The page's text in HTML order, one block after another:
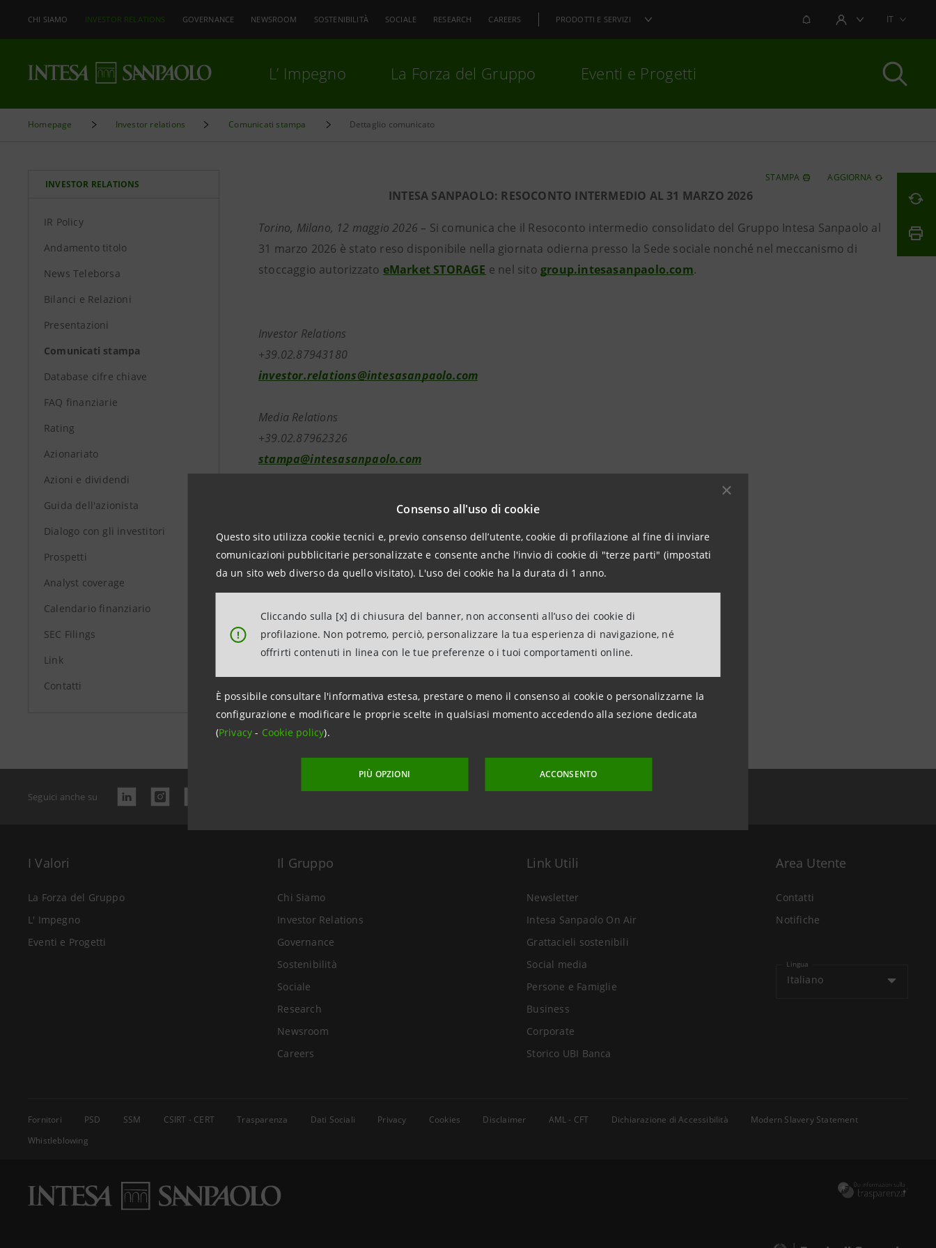
Consenso all'uso di cookie
Questo sito utilizza cookie tecnici e, previo consenso dell’utente, cookie di profilazione al fine di inviare
comunicazioni pubblicitarie personalizzate e consente anche l'invio di cookie di "terze parti" (impostati
da un sito web diverso da quello visitato). L'uso dei cookie ha la durata di 1 anno.
!
Cliccando sulla [x] di chiusura del banner, non acconsenti all’uso dei cookie di
profilazione. Non potremo, perciò, personalizzare la tua esperienza di navigazione, né
offrirti contenuti in linea con le tue preferenze o i tuoi comportamenti online.
È possibile consultare l'informativa estesa, prestare o meno il consenso ai cookie o personalizzarne la
configurazione e modificare le proprie scelte in qualsiasi momento accedendo alla sezione dedicata
(Privacy- Cookie policy).
PIÙ OPZIONI ACCONSENTO
CHI SIAMO INVESTOR RELATIONS GOVERNANCE NEWSROOM SOSTENIBILITÀ SOCIALE RESEARCH CAREERS PRODOTTI E SERVIZI NOTIFICHEAREA UTENTEIT
L’ Impegno La Forza del Gruppo Eventi e Progetti
Homepage Investor relations Comunicati stampa Dettaglio comunicato
INVESTOR RELATIONS
IR Policy
Andamento titolo
News Teleborsa
Bilanci e Relazioni
Presentazioni
Comunicati stampa
Database cifre chiave
FAQ finanziarie
Rating
Azionariato
Azioni e dividendi
Guida dell'azionista
Dialogo con gli investitori
Prospetti
Analyst coverage
Calendario finanziario
SEC Filings
Link
Contatti
STAMPA AGGIORNA
INTESA SANPAOLO: RESOCONTO INTERMEDIO AL 31 MARZO 2026
Torino, Milano, 12 maggio 2026 – Si comunica che il Resoconto intermedio consolidato del Gruppo Intesa Sanpaolo al
31 marzo 2026 è stato reso disponibile nella giornata odierna presso la Sede sociale nonché nel meccanismo di
stoccaggio autorizzato eMarket STORAGE e nel sito group.intesasanpaolo.com.
Investor Relations
+39.02.87943180
investor.relations@intesasanpaolo.com
Media Relations
+39.02.87962326
stampa@intesasanpaolo.com
Data ultimo aggiornamento 12 maggio 2026 alle ore 11:17
Seguici anche su
I Valori
La Forza del Gruppo
L' Impegno
Eventi e Progetti
Il Gruppo
Chi Siamo
Investor Relations
Governance
Sostenibilità
Sociale
Research
Newsroom
Careers
Link Utili
Newsletter
Intesa Sanpaolo On Air
Grattacieli sostenibili
Social media
Persone e Famiglie
Business
Corporate
Storico UBI Banca
Area Utente
Contatti
Notifiche
Lingua
Italiano
Fornitori PSD SSM CSIRT - CERT Trasparenza Dati Sociali Privacy Cookies Disclaimer AML - CFT Dichiarazione di Accessibilità
Modern Slavery Statement
Whistleblowing